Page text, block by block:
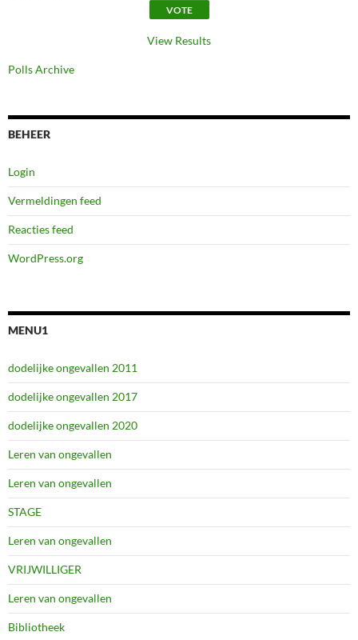
View Results
Polls Archive
BEHEER
Login
Vermeldingen feed
Reacties feed
WordPress.org
MENU1
dodelijke ongevallen 2011
dodelijke ongevallen 2017
dodelijke ongevallen 2020
Leren van ongevallen
Leren van ongevallen
STAGE
Leren van ongevallen
VRIJWILLIGER
Leren van ongevallen
Bibliotheek